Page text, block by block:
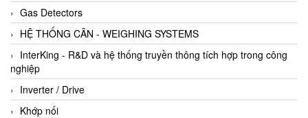
Gas Detectors
HỆ THỐNG CÂN - WEIGHING SYSTEMS
InterKing - R&D và hệ thống truyền thông tích hợp trong công
nghiệp
Inverter / Drive
Khớp nối